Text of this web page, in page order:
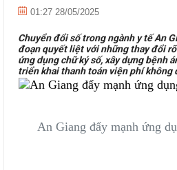
01:27 28/05/2025
Chuyển đổi số trong ngành y tế An
đoạn quyết liệt với những thay đổi
ứng dụng chữ ký số, xây dựng bệnh
triển khai thanh toán viện phí không
An Giang đẩy mạnh ứng